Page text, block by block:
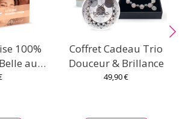
100%
au…
Coffret Cadeau Trio
Douceur & Brillance
49,90 €